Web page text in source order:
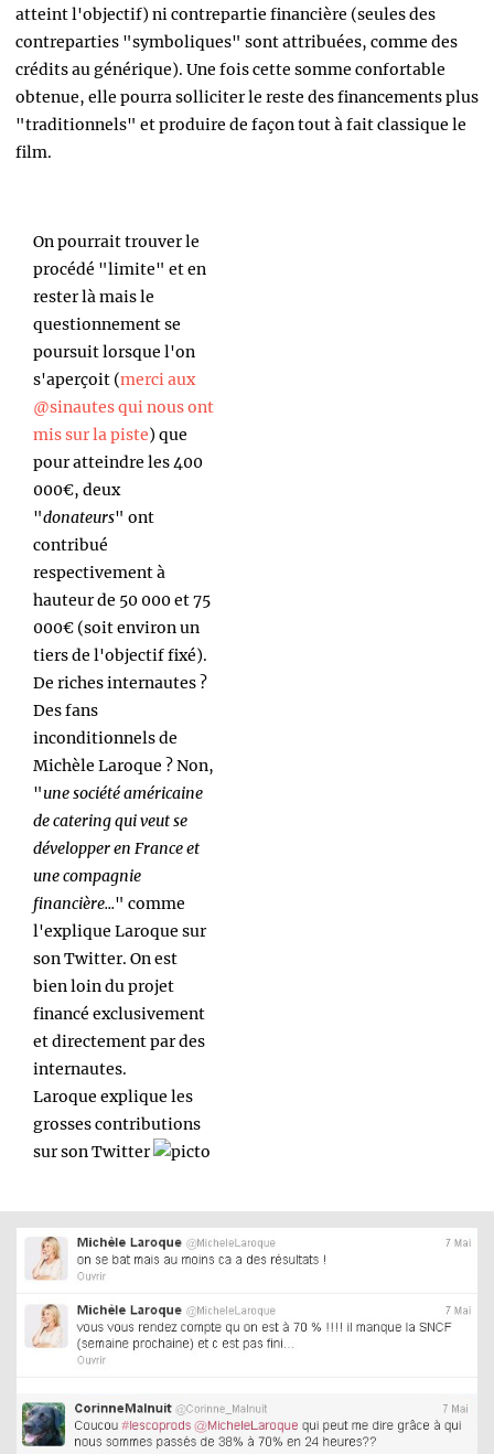
atteint l'objectif) ni contrepartie financière (seules des
contreparties "symboliques" sont attribuées, comme des
crédits au générique). Une fois cette somme confortable
obtenue, elle pourra solliciter le reste des financements plus
"traditionnels" et produire de façon tout à fait classique le
film.
On pourrait trouver le
procédé "limite" et en
rester là mais le
questionnement se
poursuit lorsque l'on
s'aperçoit (merci aux
@sinautes qui nous ont
mis sur la piste) que
pour atteindre les 400
000€, deux
"donateurs" ont
contribué
respectivement à
hauteur de 50 000 et 75
000€ (soit environ un
tiers de l'objectif fixé).
De riches internautes ?
Des fans
inconditionnels de
Michèle Laroque ? Non,
"une société américaine
de catering qui veut se
développer en France et
une compagnie
financière..." comme
l'explique Laroque sur
son Twitter. On est
bien loin du projet
financé exclusivement
et directement par des
internautes.
Laroque explique les
grosses contributions
sur son Twitter